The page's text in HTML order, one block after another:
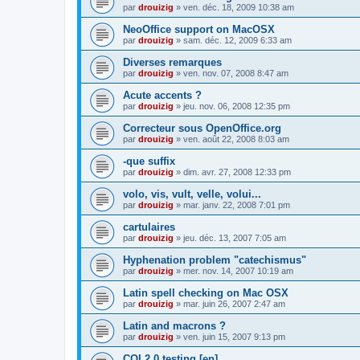
par drouizig » ven. déc. 18, 2009 10:38 am
NeoOffice support on MacOSX
par drouizig » sam. déc. 12, 2009 6:33 am
Diverses remarques
par drouizig » ven. nov. 07, 2008 8:47 am
Acute accents ?
par drouizig » jeu. nov. 06, 2008 12:35 pm
Correcteur sous OpenOffice.org
par drouizig » ven. août 22, 2008 8:03 am
-que suffix
par drouizig » dim. avr. 27, 2008 12:33 pm
volo, vis, vult, velle, volui...
par drouizig » mar. janv. 22, 2008 7:01 pm
cartulaires
par drouizig » jeu. déc. 13, 2007 7:05 am
Hyphenation problem "catechismus"
par drouizig » mer. nov. 14, 2007 10:19 am
Latin spell checking on Mac OSX
par drouizig » mar. juin 26, 2007 2:47 am
Latin and macrons ?
par drouizig » ven. juin 15, 2007 9:13 pm